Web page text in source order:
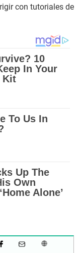
con tutoriales de